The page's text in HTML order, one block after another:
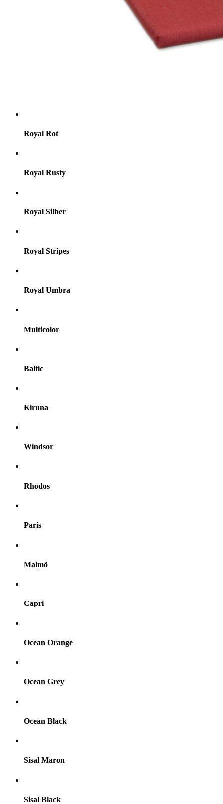
Royal Rot
Royal Rusty
Royal Silber
Royal Stripes
Royal Umbra
Multicolor
Baltic
Kiruna
Windsor
Rhodos
Paris
Malmö
Capri
Ocean Orange
Ocean Grey
Ocean Black
Sisal Maron
Sisal Black